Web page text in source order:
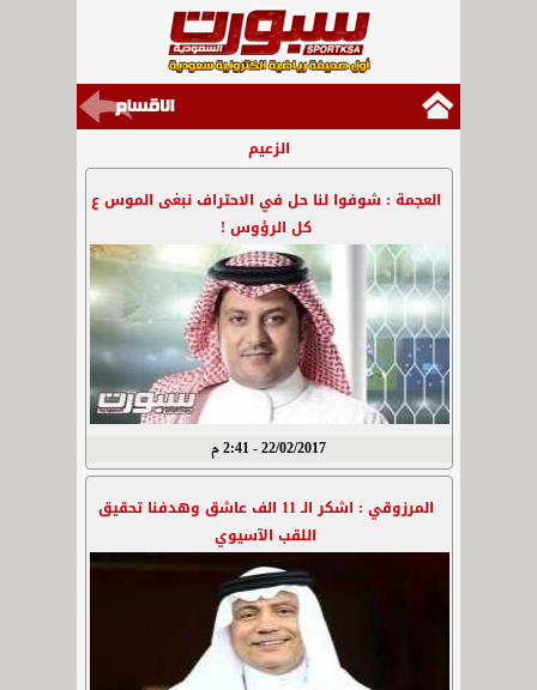
الزعيم
العجمة : شوفوا لنا حل في الاحتراف نبغى الموس ع
كل الرؤوس !
22/02/2017 - 2:41 م
المرزوقي : اشكر الـ 11 الف عاشق وهدفنا تحقيق
اللقب الآسيوي